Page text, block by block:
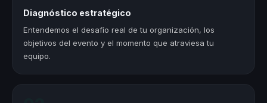
Diagnóstico estratégico
Entendemos el desafío real de tu organización, los
objetivos del evento y el momento que atraviesa tu
equipo.